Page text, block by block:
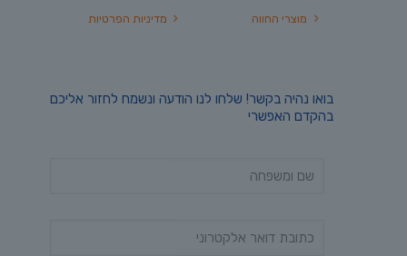
מדיניות הפרטיות
מוצרי החווה
בואו נהיה בקשר! שלחו לנו הודעה ונשמח לחזור אליכם
בהקדם האפשרי